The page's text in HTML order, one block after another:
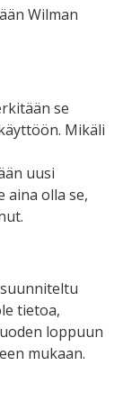
Wilman
se
Mikäli
uusi
aina olla se,
tietoa,
loppuun
mukaan.